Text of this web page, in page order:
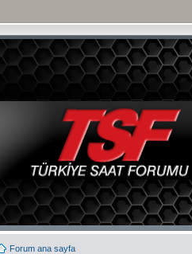
Forum ana sayfa